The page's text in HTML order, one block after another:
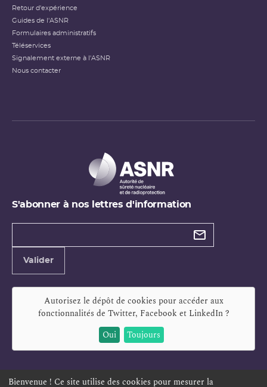
Retour d'expérience
Guides de l'ASNR
Formulaires administratifs
Téléservices
Signalement externe à l'ASNR
Nous contacter
S'abonner à nos lettres d'information
Types de
Valider
Autorisez le dépôt de cookies pour accéder aux
fonctionnalités de Twitter, Facebook et LinkedIn?
Oui
Toujours
Bienvenue ! Ce site utilise des cookies pour mesurer la